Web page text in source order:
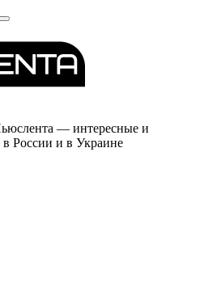
— интересные и
России и в Украине